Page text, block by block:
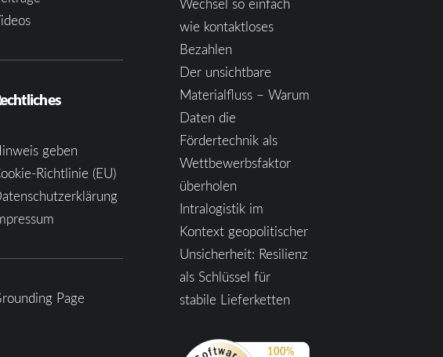
geben
Richtlinie (EU)
Page
wie kontaktloses
Bezahlen
Der unsichtbare
Materialfluss – Warum
Daten die
Fördertechnik als
Wettbewerbsfaktor
überholen
Intralogistik im
Kontext geopolitischer
Unsicherheit: Resilienz
als Schlüssel für
stabile Lieferketten